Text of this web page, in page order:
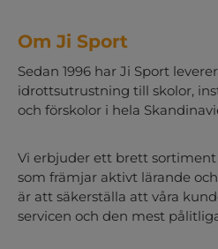
Om Ji Sport
Sedan 1996 har Ji Sport
idrottsutrustning till skolor,
och förskolor i hela
Vi erbjuder ett brett
som främjar aktivt lärande
är att säkerställa att våra
servicen och den mest